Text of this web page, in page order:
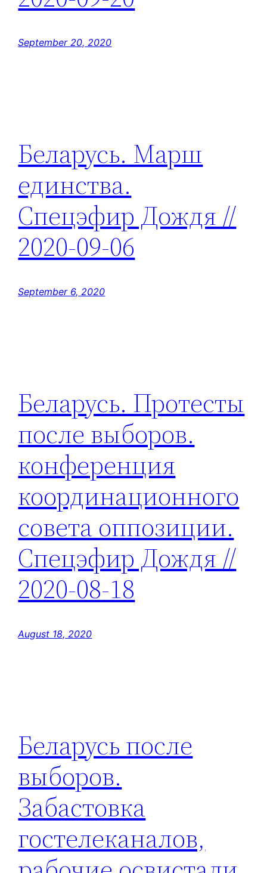
September 20, 2020
Беларусь. Марш
единства.
Спецэфир Дождя //
2020-09-06
September 6, 2020
Беларусь. Протесты
после выборов.
конференция
координационного
совета оппозиции.
Спецэфир Дождя //
2020-08-18
August 18, 2020
Беларусь после
выборов.
Забастовка
гостелеканалов,